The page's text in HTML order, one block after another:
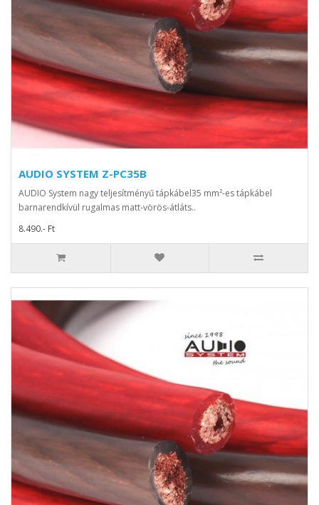
AUDIO SYSTEM Z-PC35B
AUDIO System nagy teljesítményű tápkábel35 mm²-es tápkábel
barnarendkívül rugalmas matt-vörös-átláts..
8.490.- Ft